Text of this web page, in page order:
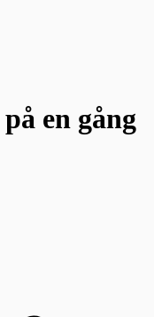
på en gång